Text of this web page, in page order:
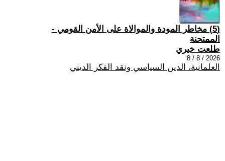
(5) مخاطر المودة والموالاة على الأمن القومي -
الممتحنة
طلعت خيري
2026 / 8 / 8
العلمانية، الدين السياسي ونقد الفكر الديني